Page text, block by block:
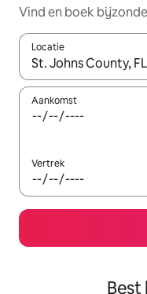
Vind en boek
Locatie
Wanneer er
Aankomst
Vertrek